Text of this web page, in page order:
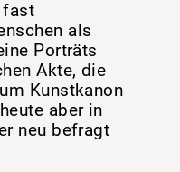
fast
als
Porträts
Akte, die
Kunstkanon
aber in
neu befragt